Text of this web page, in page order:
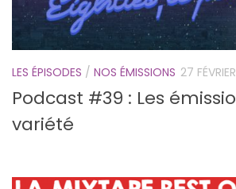
LES ÉPISODES / NOS ÉMISSIONS 27
Podcast #39 : Les
variété